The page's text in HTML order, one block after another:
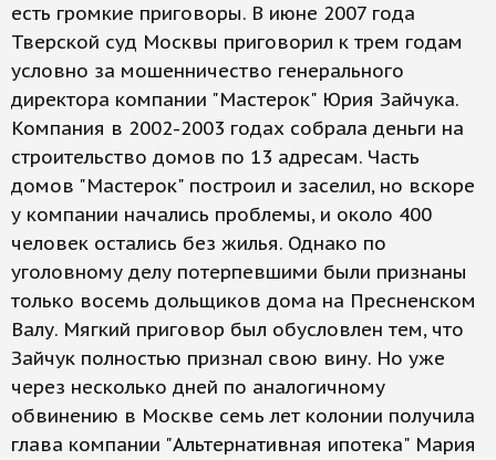
есть громкие приговоры. В июне 2007 года
Тверской суд Москвы приговорил к трем годам
условно за мошенничество генерального
директора компании "Мастерок" Юрия Зайчука.
Компания в 2002-2003 годах собрала деньги на
строительство домов по 13 адресам. Часть
домов "Мастерок" построил и заселил, но вскоре
у компании начались проблемы, и около 400
человек остались без жилья. Однако по
уголовному делу потерпевшими были признаны
только восемь дольщиков дома на Пресненском
Валу. Мягкий приговор был обусловлен тем, что
Зайчук полностью признал свою вину. Но уже
через несколько дней по аналогичному
обвинению в Москве семь лет колонии получила
глава компании "Альтернативная ипотека" Мария